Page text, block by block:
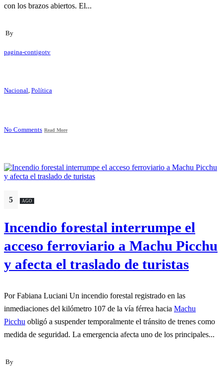
con los brazos abiertos. El...
By
pagina-contigotv
Nacional, Política
No Comments Read More
5 AGO
Incendio forestal interrumpe el
acceso ferroviario a Machu Picchu
y afecta el traslado de turistas
Por Fabiana Luciani Un incendio forestal registrado en las
inmediaciones del kilómetro 107 de la vía férrea hacia Machu
Picchu obligó a suspender temporalmente el tránsito de trenes como
medida de seguridad. La emergencia afecta uno de los principales...
By